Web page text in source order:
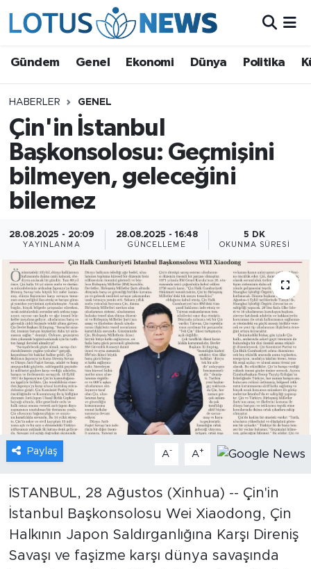
Gündem Genel Ekonomi Dünya Politika
HABERLER GENEL
Çin'in İstanbul
Başkonsolosu: Geçmişini
bilmeyen, geleceğini
bilemez
28.08.2025 - 20:09
YAYINLANMA
28.08.2025 - 16:48
GÜNCELLEME
5 DK
OKUNMA SÜRESI
Paylaş A- A+
İSTANBUL, 28 Ağustos (Xinhua) -- Çin'in
İstanbul Başkonsolosu Wei Xiaodong, Çin
Halkının Japon Saldırganlığına Karşı Direniş
Savaşı ve faşizme karşı dünya savaşında
Ekonomi
Dünya
Politika
Kültür - Sanat ve Tarih
Yaşam
Bilim ve Teknoloji
Çin Fuarları
Gündem
Video
Sağlık
Foto Haber
Xinhua Türkiye
Seyahat